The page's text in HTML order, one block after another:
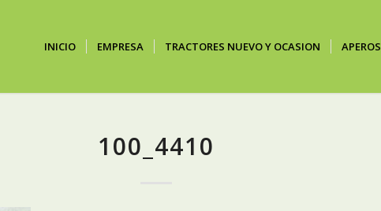
INICIO EMPRESA TRACTORES NUEVO Y OCASION APEROS
100_4410